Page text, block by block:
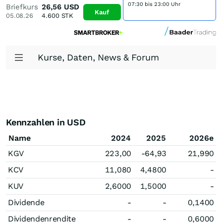
Briefkurs
05.08.26
26,56 USD
4.600STK Kauf
07:30 bis 23:00 Uhr
Kurse, Daten, News & Forum
Kennzahlen in USD
Name 2024 2025
2026e
KGV
223,00 -64,93
21,990
KCV
11,080 4,4800
-
KUV
2,6000 1,5000
-
Dividende
- -
0,1400
Dividendenrendite
- -
0,6000